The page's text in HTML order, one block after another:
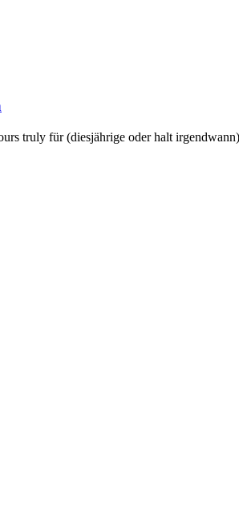
truly für (diesjährige oder halt